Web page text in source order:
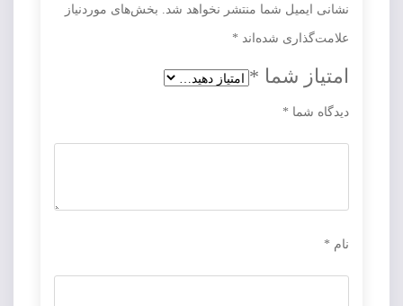
نشانی ایمیل شما منتشر نخواهد شد. بخش‌های موردنیاز
علامت‌گذاری شده‌اند *
امتیاز شما *
دیدگاه شما *
نام *